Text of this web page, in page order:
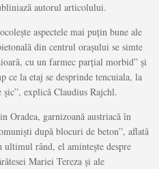
autorul articolului.
aspectele mai puţin bune ale
din centrul oraşului se simte
cu un farmec parţial morbid” şi
ce la etaj se desprinde tencuiala, la
şic”, explică Claudius Rajchl.
Oradea, garnizoană austriacă în
după blocuri de beton”, aflată
rând, el aminteşte despre
Mariei Tereza şi ale